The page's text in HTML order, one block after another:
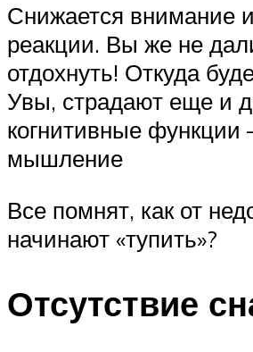
Снижается внимание
реакции. Вы же не
отдохнуть! Откуда
Увы, страдают еще и
когнитивные функции
мышление
Все помнят, как от
начинают «тупить»?
Отсутствие